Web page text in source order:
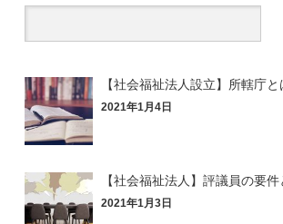
【社会福祉法人設立】所轄庁と
2021年1月4日
【社会福祉法人】評議員の要件
2021年1月3日